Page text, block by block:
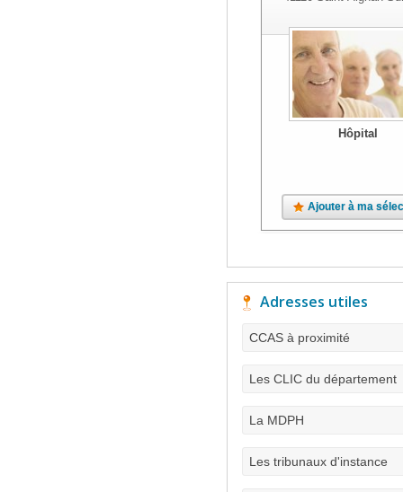
Hôpital
Ajouter à ma
Adresses utiles
CCAS à proximité
Les CLIC du département
La MDPH
Les tribunaux d'instance